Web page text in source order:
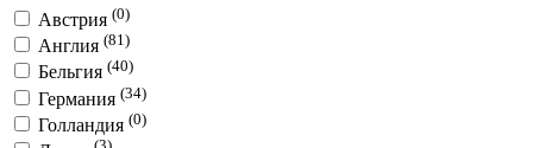
Австрия (0)
Англия (81)
Бельгия (40)
Германия (34)
Голландия (0)